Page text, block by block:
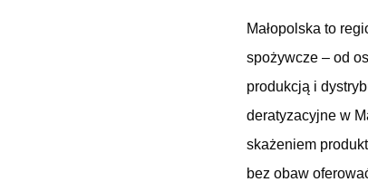
Małopolska to
spożywcze – od
produkcją i
deratyzacyjne w
skażeniem
bez obaw